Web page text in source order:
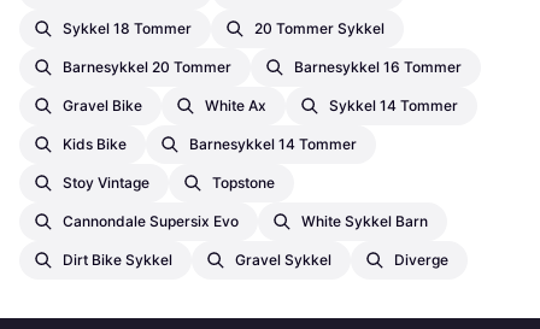
Sykkel 18 Tommer 20 Tommer Sykkel
Barnesykkel 20 Tommer Barnesykkel 16 Tommer
Gravel Bike White Ax Sykkel 14 Tommer
Kids Bike Barnesykkel 14 Tommer
Stoy Vintage Topstone
Cannondale Supersix Evo White Sykkel Barn
Dirt Bike Sykkel Gravel Sykkel Diverge